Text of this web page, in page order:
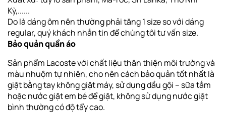
Kỳ,......
Do là dáng ôm nên thường phải tăng 1 size so với dáng
regular, quý khách nhắn tin để chúng tôi tư vấn size.
Bảo quản quần áo
Sản phẩm Lacoste với chất liệu thân thiện môi trường và
màu nhuộm tự nhiên, cho nên cách bảo quản tốt nhất là
giặt bằng tay không giặt máy, sử dụng dầu gội – sữa tắm
hoặc nước giặt em bé để giặt, không sử dụng nước giặt
bình thường có độ tẩy cao.